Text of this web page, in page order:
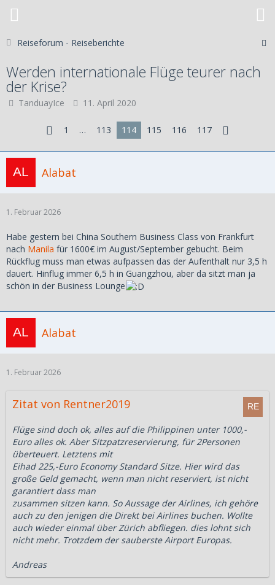
Reiseforum - Reiseberichte
Werden internationale Flüge teurer nach
der Krise?
TanduayIce 11. April 2020
1 … 113 114 115 116 117
Alabat
1. Februar 2026
Habe gestern bei China Southern Business Class von Frankfurt
nach Manila für 1600€ im August/September gebucht. Beim
Rückflug muss man etwas aufpassen das der Aufenthalt nur 3,5 h
dauert. Hinflug immer 6,5 h in Guangzhou, aber da sitzt man ja
schön in der Business Lounge
Alabat
1. Februar 2026
Zitat von Rentner2019
Flüge sind doch ok, alles auf die Philippinen unter 1000,-
Euro alles ok. Aber Sitzpatzreservierung, für 2Personen
überteuert. Letztens mit
Eihad 225,-Euro Economy Standard Sitze. Hier wird das
große Geld gemacht, wenn man nicht reserviert, ist nicht
garantiert dass man
zusammen sitzen kann. So Aussage der Airlines, ich gehöre
auch zu den jenigen die Direkt bei Airlines buchen. Wollte
auch wieder einmal über Zürich abfliegen. dies lohnt sich
nicht mehr. Trotzdem der sauberste Airport Europas.
Andreas